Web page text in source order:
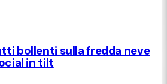
bollenti sulla fredda neve
in tilt